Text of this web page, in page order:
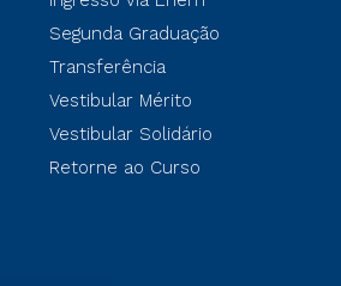
Segunda Graduação
Transferência
Vestibular Mérito
Vestibular Solidário
Retorne ao Curso